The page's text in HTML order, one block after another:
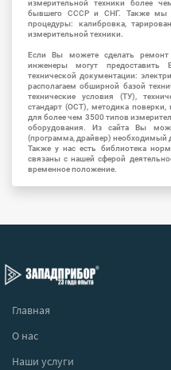
измерительной техники более
бывшего СССР и СНГ. Также мы
процедуры: калибровка,
измерительной техники.
Если Вы можете сделать ремонт
инженеры могут
технической документации:
располагаем обширной базой
технические условия (ТУ),
стандарт (ОСТ), методика поверки,
для более чем 3500 типов
оборудования. Из сайта Вы
(программа, драйвер) необходимый
Также у нас есть библиотека
связаны с нашей сферой
временное положение.
Главная
О нас
Наши услуги